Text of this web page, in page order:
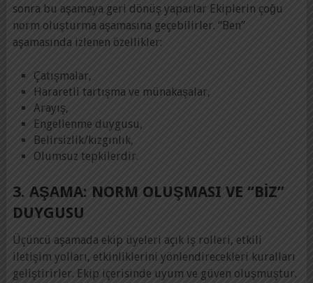
sonra bu aşamaya geri dönüş yaparlar Ekiplerin çoğu
norm oluşturma aşamasına geçebilirler. “Ben”
aşamasında izlenen özellikler:
Çatışmalar,
Hararetli tartışma ve münakaşalar,
Arayış,
Engellenme duygusu,
Belirsizlik/kızgınlık,
Olumsuz tepkilerdir.
3. AŞAMA: NORM OLUŞMASI VE “BIZ”
DUYGUSU
Üçüncü aşamada ekip üyeleri açık iş rolleri, etkili
iletişim yolları, etkinliklerini yönlendirecekleri kuralları
geliştirirler. Ekip içerisinde uyum ve güven oluşmuştur.